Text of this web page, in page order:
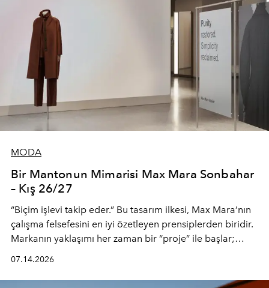
MODA
Bir Mantonun Mimarisi Max Mara Sonbahar
– Kış 26/27
“Biçim işlevi takip eder.” Bu tasarım ilkesi, Max Mara’nın
çalışma felsefesini en iyi özetleyen prensiplerden biridir.
Markanın yaklaşımı her zaman bir “proje” ile başlar;
(savoir-faire) buluşan parçalara dönüştürmek.
07.14.2026